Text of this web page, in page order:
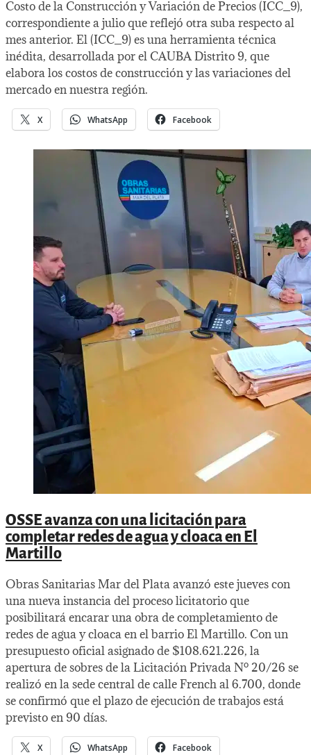
Costo de la Construcción y Variación de Precios (ICC_9),
correspondiente a julio que reflejó otra suba respecto al
mes anterior. El (ICC_9) es una herramienta técnica
inédita, desarrollada por el CAUBA Distrito 9, que
elabora los costos de construcción y las variaciones del
mercado en nuestra región.
X WhatsApp Facebook
OSSE avanza con una licitación para
completar redes de agua y cloaca en El
Martillo
Obras Sanitarias Mar del Plata avanzó este jueves con
una nueva instancia del proceso licitatorio que
posibilitará encarar una obra de completamiento de
redes de agua y cloaca en el barrio El Martillo. Con un
presupuesto oficial asignado de $108.621.226, la
apertura de sobres de la Licitación Privada Nº 20/26 se
realizó en la sede central de calle French al 6.700, donde
se confirmó que el plazo de ejecución de trabajos está
previsto en 90 días.
X WhatsApp Facebook